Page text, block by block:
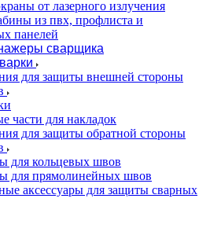
от лазерного излучения
из пвх, профлиста и
панелей
сварщика
для защиты внешней стороны
части для накладок
для защиты обратной стороны
для кольцевых швов
для прямолинейных швов
аксессуары для защиты сварных